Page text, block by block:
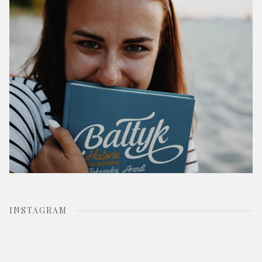
r
INSTAGRAM